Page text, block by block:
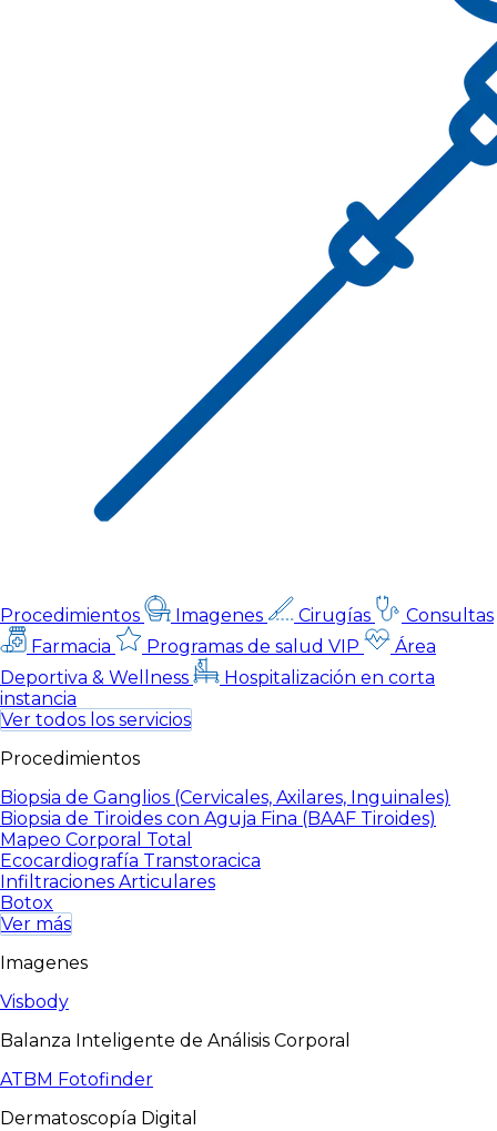
Procedimientos Imagenes Cirugías
Consultas
Farmacia
Programas de salud VIP
Área
Deportiva & Wellness
Hospitalización en corta
instancia
Ver todos los servicios
Procedimientos
Biopsia de Ganglios (Cervicales, Axilares, Inguinales)
Biopsia de Tiroides con Aguja Fina (BAAF Tiroides)
Mapeo Corporal Total
Ecocardiografía Transtoracica
Infiltraciones Articulares
Botox
Ver más
Imagenes
Visbody
Balanza Inteligente de Análisis Corporal
ATBM Fotofinder
Dermatoscopía Digital